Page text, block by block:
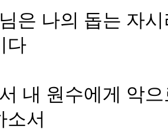
은 나의 돕는 자
다
내 원수에게 악
소서